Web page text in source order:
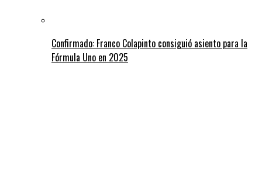
Confirmado: Franco Colapinto consiguió asiento para la
Fórmula Uno en 2025